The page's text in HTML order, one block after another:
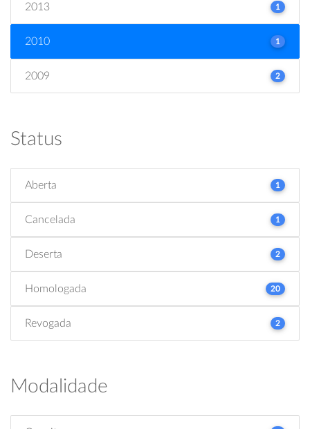
2013 1
2010 1
2009 2
Status
Aberta 1
Cancelada 1
Deserta 2
Homologada 20
Revogada 2
Modalidade